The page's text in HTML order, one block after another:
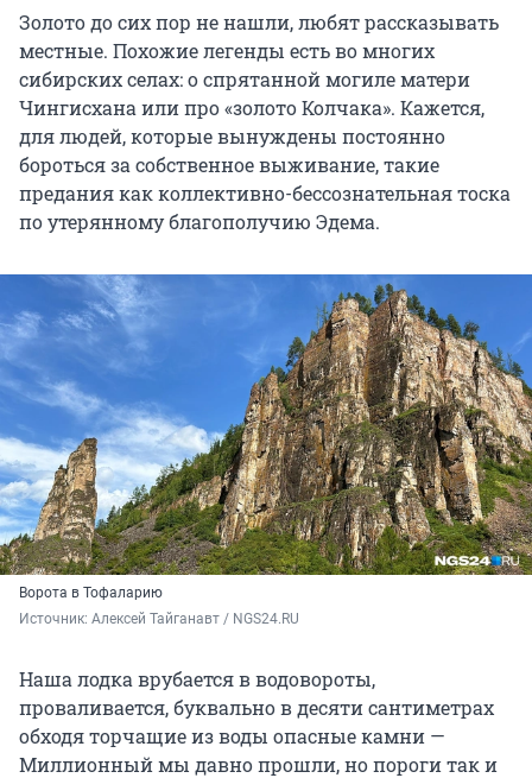
Золото до сих пор не нашли, любят рассказывать
местные. Похожие легенды есть во многих
сибирских селах: о спрятанной могиле матери
Чингисхана или про «золото Колчака». Кажется,
для людей, которые вынуждены постоянно
бороться за собственное выживание, такие
предания как коллективно-бессознательная тоска
по утерянному благополучию Эдема.
Ворота в Тофаларию
Источник: Алексей Тайганавт / NGS24.RU
Наша лодка врубается в водовороты,
проваливается, буквально в десяти сантиметрах
обходя торчащие из воды опасные камни —
Миллионный мы давно прошли, но пороги так и